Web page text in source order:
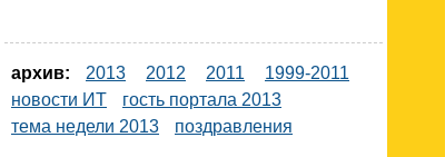
архив: 2013 2012 2011
1999-2011
новости ИТ
гость портала 2013
тема недели 2013
поздравления